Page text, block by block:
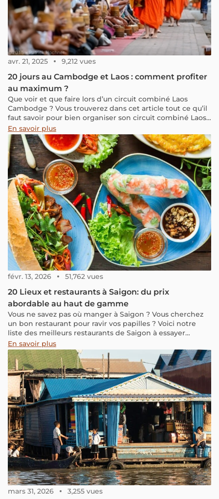
avr. 21, 2025 9,212 vues
20 jours au Cambodge et Laos : comment profiter
au maximum ?
Que voir et que faire lors d’un circuit combiné Laos
Cambodge ? Vous trouverez dans cet article tout ce qu’il
faut savoir pour bien organiser son circuit combiné Laos
Cambodge, ce qu’il faut découvrir et les expériences à
vivre.
En savoir plus
févr. 13, 2026 51,762 vues
20 Lieux et restaurants à Saigon: du prix
abordable au haut de gamme
Vous ne savez pas où manger à Saigon ? Vous cherchez
un bon restaurant pour ravir vos papilles ? Voici notre
liste des meilleurs restaurants de Saigon à essayer
absolument !
En savoir plus
mars 31, 2026 3,255 vues